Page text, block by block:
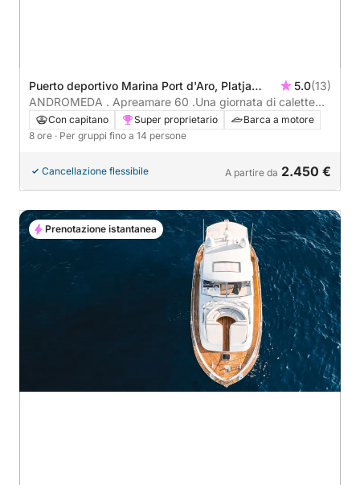
Puerto deportivo Marina Port d'Aro, Platja
d'Aro, Spagna
5.0(13)
ANDROMEDA . Apreamare 60 .Una giornata di calette
nascoste, acque cristalline e lunghi momenti
mediterranei.
Con capitano Super proprietario
Barca a motore
8 ore · Per gruppi fino a 14 persone
Cancellazione flessibile A partire da 2.450 €
Prenotazione istantanea